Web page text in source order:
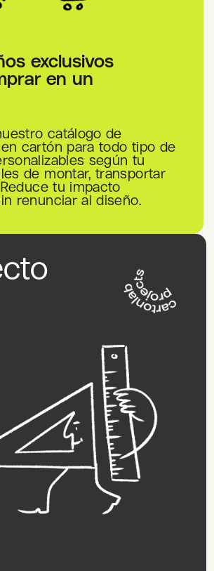
exclusivos
en un
catálogo de
cartón para todo tipo de
según tu
de montar, transportar
tu impacto
renunciar al diseño.